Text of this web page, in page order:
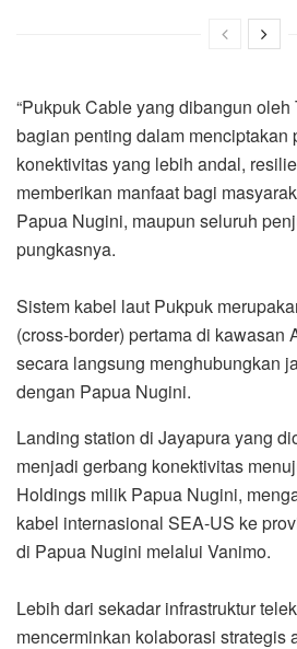
“Pukpuk Cable yang dibangun
bagian penting dalam menciptakan
konektivitas yang lebih andal,
memberikan manfaat bagi
Papua Nugini, maupun seluruh
pungkasnya.
Sistem kabel laut Pukpuk
(cross-border) pertama di kawasan
secara langsung menghubungkan
dengan Papua Nugini.
Landing station di Jayapura yang
menjadi gerbang konektivitas
Holdings milik Papua Nugini,
kabel internasional SEA-US ke
di Papua Nugini melalui Vanimo.
Lebih dari sekadar infrastruktur
mencerminkan kolaborasi strategis